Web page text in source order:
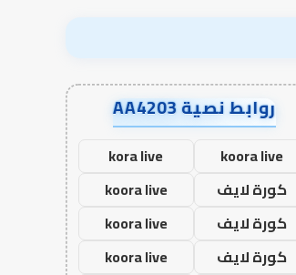
روابط نصية AA4203
koora live
kora live
كورة لايف
koora live
كورة لايف
koora live
كورة لايف
koora live